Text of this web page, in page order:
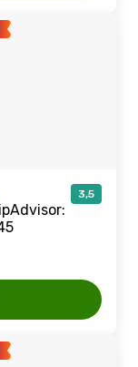
3,5